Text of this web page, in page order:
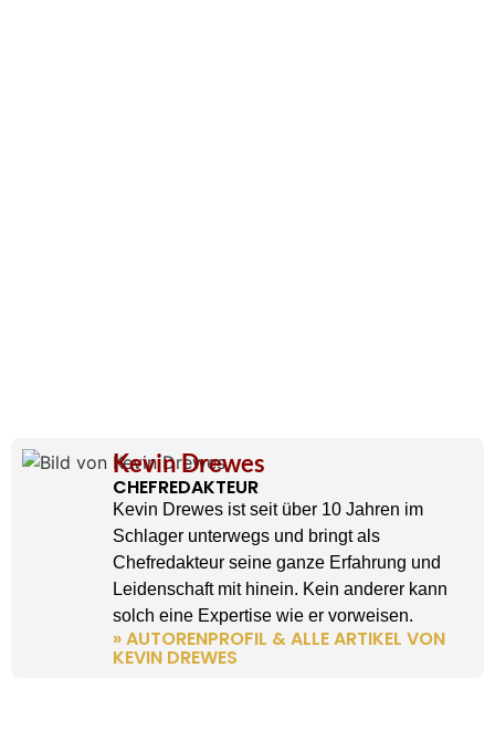
Kevin Drewes
CHEFREDAKTEUR
Kevin Drewes ist seit über 10 Jahren im
Schlager unterwegs und bringt als
Chefredakteur seine ganze Erfahrung und
Leidenschaft mit hinein. Kein anderer kann
solch eine Expertise wie er vorweisen.
» AUTORENPROFIL & ALLE ARTIKEL VON
KEVIN DREWES